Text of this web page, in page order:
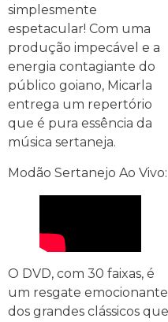
simplesmente
espetacular! Com uma
produção impecável e a
energia contagiante do
público goiano, Micarla
entrega um repertório
que é pura essência da
música sertaneja.
Modão Sertanejo Ao Vivo:
O DVD, com 30 faixas, é
um resgate emocionante
dos grandes clássicos que